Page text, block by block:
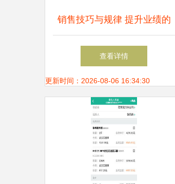
销售技巧与规律 提升业绩的
专业指南
查看详情
更新时间：2026-08-06 16:34:30